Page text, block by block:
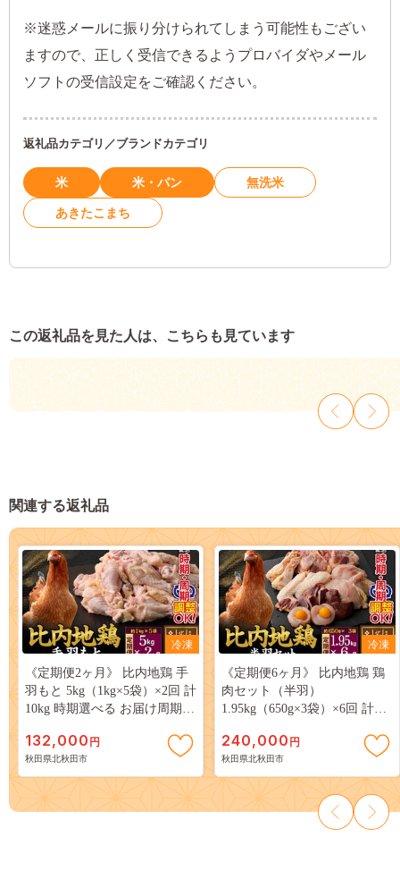
※迷惑メールに振り分けられてしまう可能性もござい
ますので、正しく受信できるようプロバイダやメール
ソフトの受信設定をご確認ください。
返礼品カテゴリ／ブランドカテゴリ
米 米・パン 無洗米
あきたこまち
この返礼品を見た人は、こちらも見ています
関連する返礼品
冷凍
《定期便2ヶ月》 比内地鶏 手
羽もと 5kg（1kg×5袋）×2回 計
10kg 時期選べる お届け周期調
月 10キロ 手羽元 国産 冷凍 鶏
肉 鳥肉 とり肉|jaat-071002
132,000 円
秋田県北秋田市
冷凍
《定期便6ヶ月》 比内地鶏 鶏
肉セット（半羽）
1.95kg（650g×3袋）×6回 計
調整可能 6か月 6ヵ月 6カ月 6
ケ月 11.7キロ 国産 冷凍 鶏肉
鳥肉 とり肉|jaat-031806
240,000 円
秋田県北秋田市